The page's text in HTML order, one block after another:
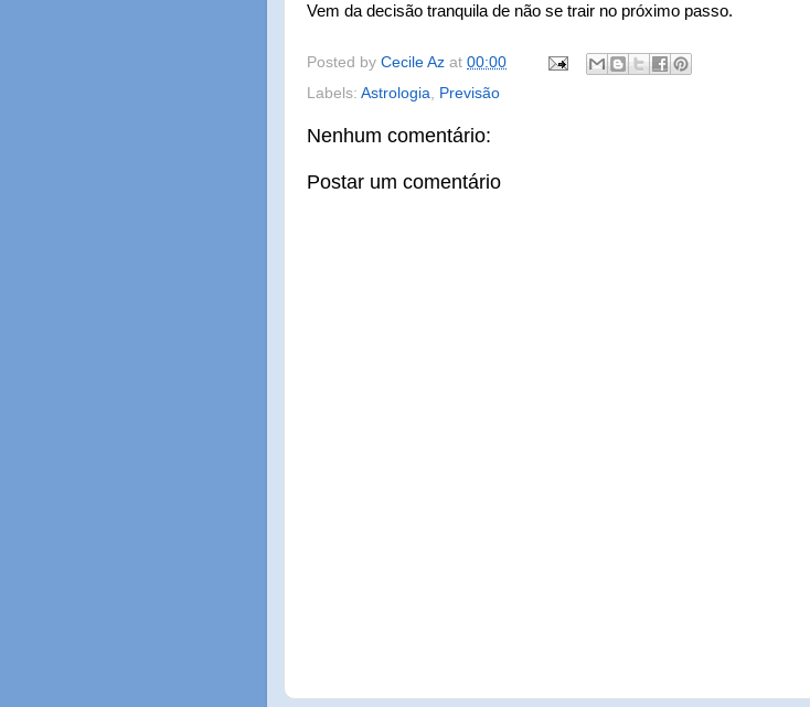
Vem da decisão tranquila de não se trair no próximo passo.
Posted by Cecile Az at 00:00
Labels: Astrologia, Previsão
Nenhum comentário:
Postar um comentário